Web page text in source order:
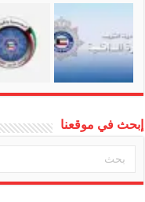
إبحث في موقعنا